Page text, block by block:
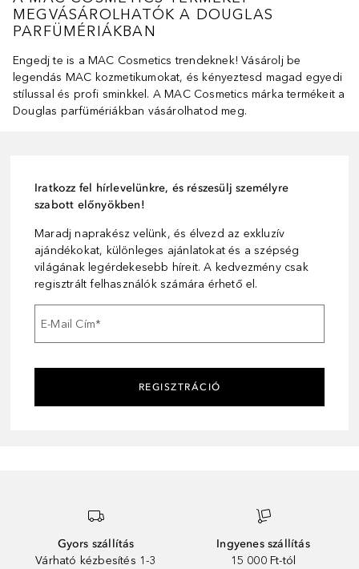
MEGVÁSÁROLHATÓK A DOUGLAS
PARFÜMÉRIÁKBAN
Engedj te is a MAC Cosmetics trendeknek! Vásárolj be
legendás MAC kozmetikumokat, és kényeztesd magad egyedi
stílussal és profi sminkkel. A MAC Cosmetics márka termékeit a
Douglas parfümériákban vásárolhatod meg.
Iratkozz fel hírlevelünkre, és részesülj személyre
szabott előnyökben!
Maradj naprakész velünk, és élvezd az exkluzív
ajándékokat, különleges ajánlatokat és a szépség
világának legérdekesebb híreit. A kedvezmény csak
regisztrált felhasználók számára érhető el.
E-Mail Cím*
REGISZTRÁCIÓ
Gyors szállítás
Várható kézbesítés 1-3
Ingyenes szállítás
15 000 Ft-tól